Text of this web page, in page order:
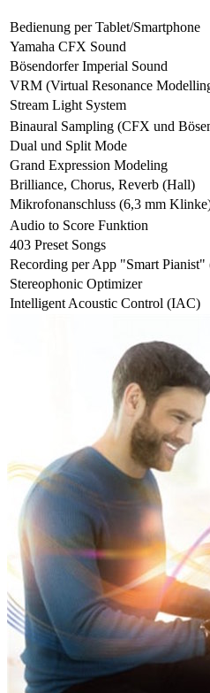
Bedienung per Tablet/Smartphone
Yamaha CFX Sound
Bösendorfer Imperial Sound
VRM (Virtual Resonance
Stream Light System
Binaural Sampling (CFX und
Dual und Split Mode
Grand Expression Modeling
Brilliance, Chorus, Reverb (Hall)
Mikrofonanschluss (6,3 mm
Audio to Score Funktion
403 Preset Songs
Recording per App "Smart
Stereophonic Optimizer
Intelligent Acoustic Control (IAC)